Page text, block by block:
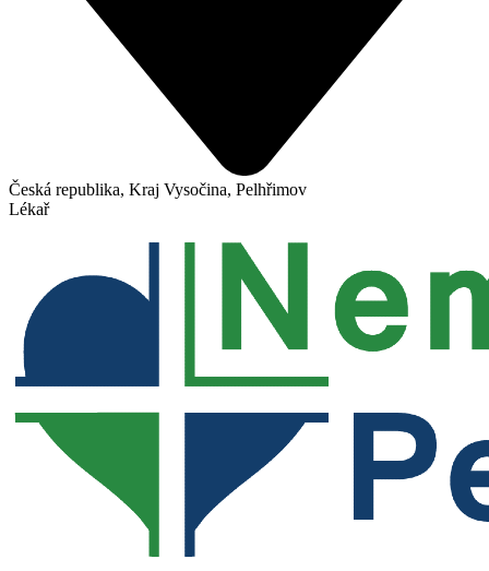
Česká republika, Kraj Vysočina, Pelhřimov
Lékař